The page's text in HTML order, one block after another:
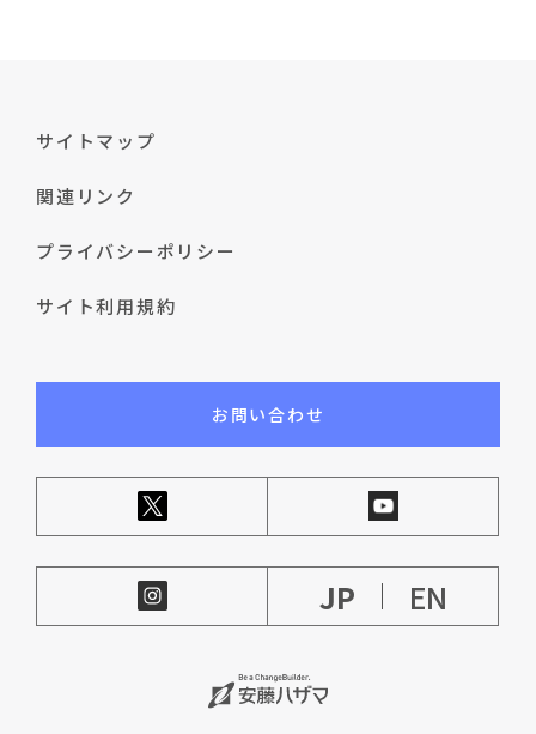
サイトマップ
関連リンク
プライバシーポリシー
サイト利用規約
お問い合わせ
JP EN